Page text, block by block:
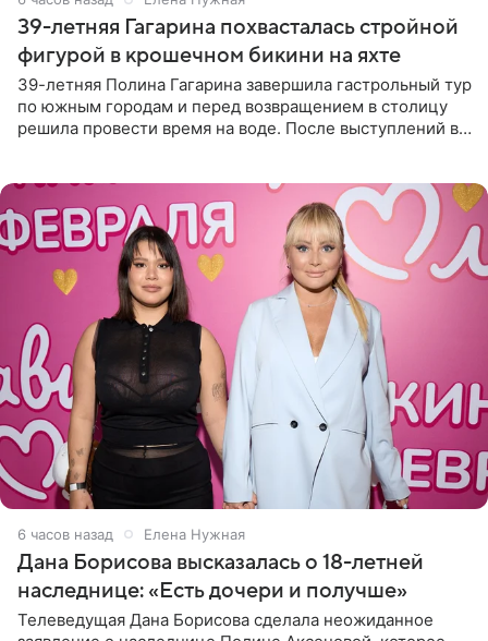
39-летняя Гагарина похвасталась стройной
фигурой в крошечном бикини на яхте
39-летняя Полина Гагарина завершила гастрольный тур
по южным городам и перед возвращением в столицу
решила провести время на воде. После выступлений в
6 часов назад Елена Нужная
Дана Борисова высказалась о 18-летней
наследнице: «Есть дочери и получше»
Телеведущая Дана Борисова сделала неожиданное